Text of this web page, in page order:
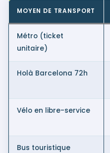
MOYEN DE TRANSPORT
Métro (ticket
unitaire)
Holà Barcelona 72h
Vélo en libre-service
Bus touristique